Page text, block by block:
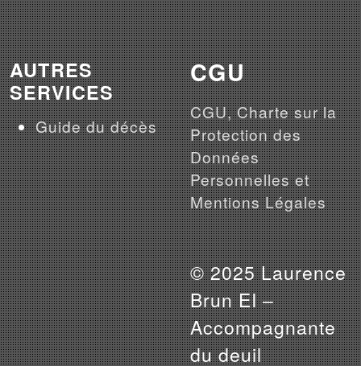
AUTRES
SERVICES
Guide du décès
CGU
CGU, Charte sur la
Protection des
Données
Personnelles et
Mentions Légales
© 2025 Laurence
Brun EI –
Accompagnante
du deuil